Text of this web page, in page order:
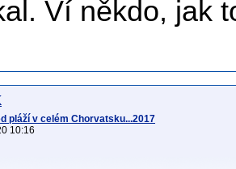
Ví někdo, jak
pláží v celém Chorvatsku...2017
10:16